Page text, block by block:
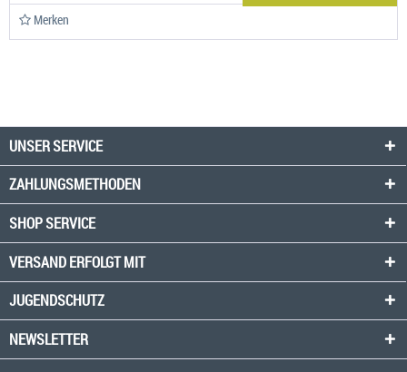
Merken
UNSER SERVICE
ZAHLUNGSMETHODEN
SHOP SERVICE
VERSAND ERFOLGT MIT
JUGENDSCHUTZ
NEWSLETTER